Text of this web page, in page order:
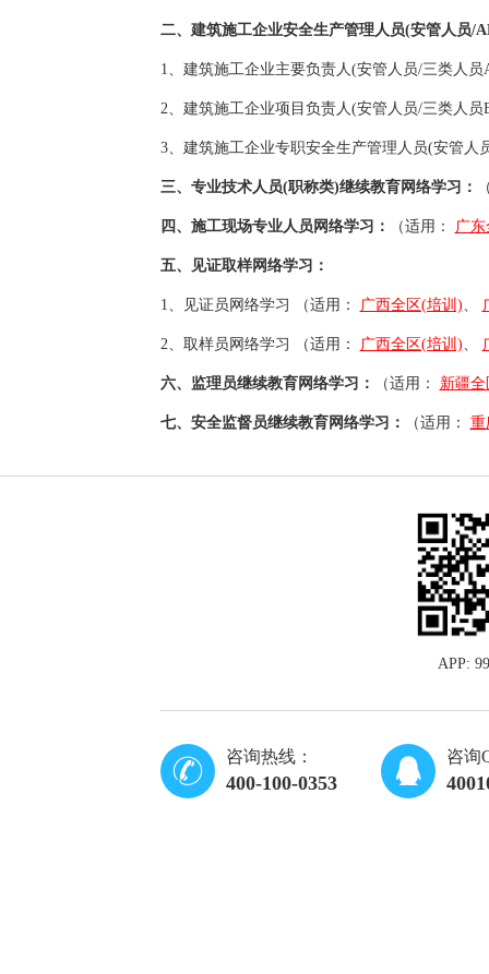
二、建筑施工企业安全生产管理人员(安管人员/
1、 建筑施工企业主要负责人(安管人员/三类人
2、 建筑施工企业项目负责人(安管人员/三类人
3、 建筑施工企业专职安全生产管理人员(安管人
三、专业技术人员(职称类)继续教育网络学习：
四、施工现场专业人员网络学习： （适用： 广东
五、见证取样网络学习：
1、 见证员网络学习 （适用： 广西全区(培训)、
2、 取样员网络学习 （适用： 广西全区(培训)、
六、监理员继续教育网络学习： （适用： 新疆全
七、安全监督员继续教育网络学习： （适用： 重
APP:
咨询热线：
400-100-0353
咨询